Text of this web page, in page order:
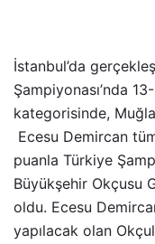
İstanbul’da
Şampiyonası’nda
kategorisinde,
Ecesu Demircan
puanla Türkiye
Büyükşehir Okçusu
oldu. Ecesu
yapılacak olan